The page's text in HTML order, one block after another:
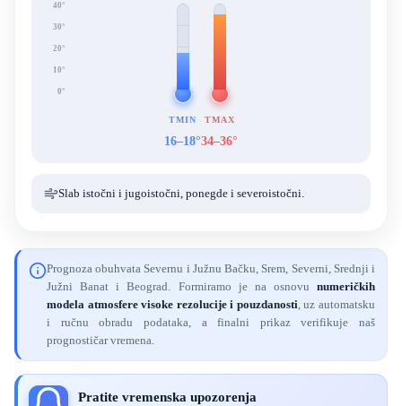
40°
30°
20°
10°
0°
TMIN
16–18°
TMAX
34–36°
Slab istočni i jugoistočni, ponegde i severoistočni.
Prognoza obuhvata Severnu i Južnu Bačku, Srem, Severni, Srednji i
Južni Banat i Beograd. Formiramo je na osnovu numeričkih
modela atmosfere visoke rezolucije i pouzdanosti, uz automatsku
i ručnu obradu podataka, a finalni prikaz verifikuje naš
prognostičar vremena.
Pratite vremenska upozorenja